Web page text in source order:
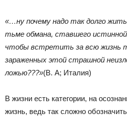
«…ну почему надо так долго
тьме обмана, ставшего истинной
чтобы встретить за всю жизнь
зараженных этой страшной
ложью???»(В. А; Италия)
В жизни есть категории, на
жизнь, ведь так сложно